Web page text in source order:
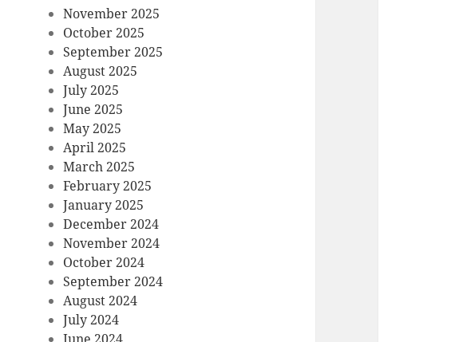
November 2025
October 2025
September 2025
August 2025
July 2025
June 2025
May 2025
April 2025
March 2025
February 2025
January 2025
December 2024
November 2024
October 2024
September 2024
August 2024
July 2024